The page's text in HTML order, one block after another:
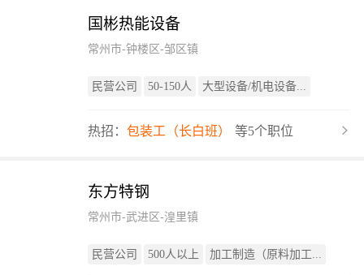
国彬热能设备
常州市-钟楼区-邹区镇
民营公司 50-150人 大型设备/机电设备...
热招： 包装工（长白班） 等5个职位
东方特钢
常州市-武进区-湟里镇
民营公司 500人以上 加工制造（原料加工...